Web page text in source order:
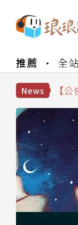
推薦 全
News
【
【
【
【公